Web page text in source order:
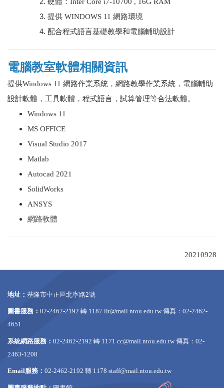
硬體： Inter Core i7-10700 , 16G RAM
提供 WINDOWS 11 網路環境
配合程式語言基礎教學和電腦輔助設計
電腦教室軟體相關資訊
提供Windows 11 網路作業系統，網路教學作業系統，電腦輔助
設計軟體，工具軟體，程式語言，試算管理等合法軟體。
Windows 11
MS OFFICE
Visual Studio 2017
Matlab
Autocad 2021
SolidWorks
ANSYS
網路軟體
20210928
地址： 基隆市中正區北寧路2號
圖書服務： 02-2462-2192 轉 1187 lit@mail.ntou.edu.tw 傳真：02-2462-
4651
系統網路服務： 02-2462-2192 轉 1171 cc@mail.ntou.edu.tw 傳真：02-
2463-1208
Email服務： 02-2462-2192 轉 1178 staff@mail.ntou.edu.tw